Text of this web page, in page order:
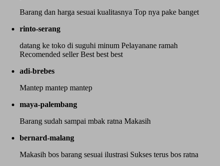
Barang dan harga sesuai kualitasnya Top nya pake banget
rinto-serang
datang ke toko di suguhi minum Pelayanane ramah
Recomended seller Best best best
adi-brebes
Mantep mantep mantep
maya-palembang
Barang sudah sampai mbak ratna Makasih
bernard-malang
Makasih bos barang sesuai ilustrasi Sukses terus bos ratna